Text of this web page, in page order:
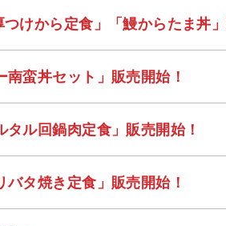
けから定食」「鰻からたま丼」
蛮丼セット」販売開始！
ル回鍋肉定食」販売開始！
タ焼き定食」販売開始！